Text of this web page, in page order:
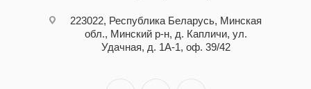
223022, Республика Беларусь, Минская
обл., Минский р-н, д. Капличи, ул.
Удачная, д. 1А-1, оф. 39/42